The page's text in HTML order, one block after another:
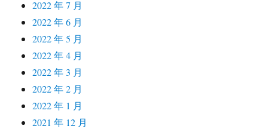
2022 年 7 月
2022 年 6 月
2022 年 5 月
2022 年 4 月
2022 年 3 月
2022 年 2 月
2022 年 1 月
2021 年 12 月